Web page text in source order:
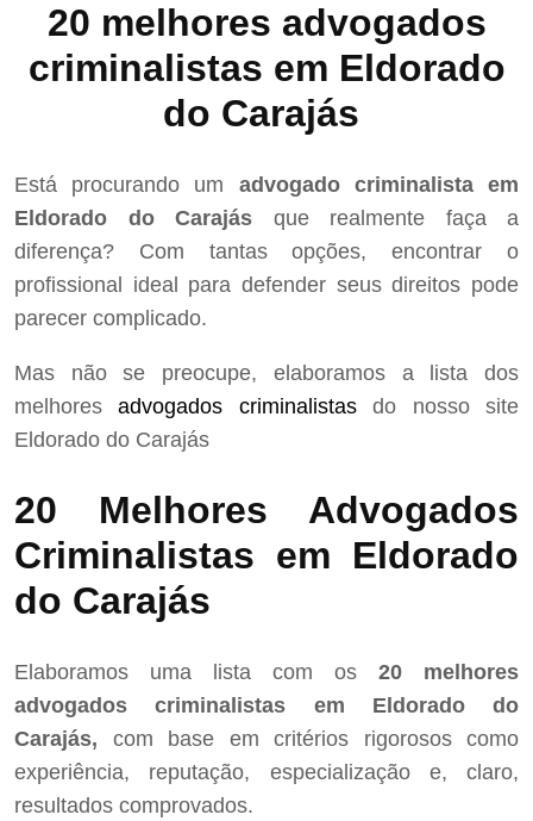
20 melhores advogados
criminalistas em Eldorado
do Carajás
Está procurando um advogado criminalista em
Eldorado do Carajás que realmente faça a
diferença? Com tantas opções, encontrar o
profissional ideal para defender seus direitos pode
parecer complicado.
Mas não se preocupe, elaboramos a lista dos
melhoresadvogados criminalistasdo nosso site
Eldorado do Carajás
20 Melhores Advogados
Criminalistas em Eldorado
do Carajás
Elaboramos uma lista com os 20 melhores
advogados criminalistas em Eldorado do
Carajás, com base em critérios rigorosos como
experiência, reputação, especialização e, claro,
resultados comprovados.